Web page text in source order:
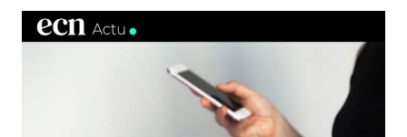
FRANCE
:
L’AMAZON